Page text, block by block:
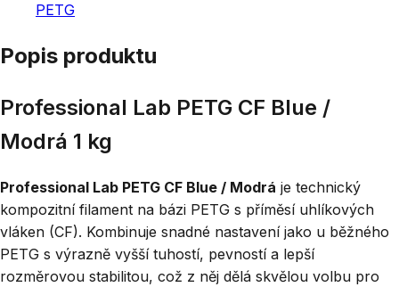
PETG
Popis produktu
Professional Lab PETG CF Blue /
Modrá 1 kg
Professional Lab PETG CF Blue / Modrá je technický
kompozitní filament na bázi PETG s příměsí uhlíkových
vláken (CF). Kombinuje snadné nastavení jako u běžného
PETG s výrazně vyšší tuhostí, pevností a lepší
rozměrovou stabilitou, což z něj dělá skvělou volbu pro